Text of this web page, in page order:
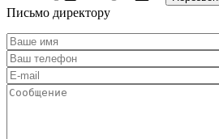
Письмо директору